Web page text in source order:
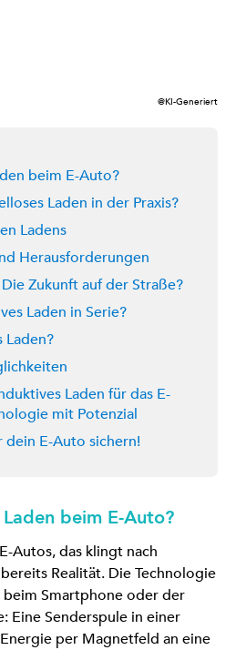
@KI-Generiert
beim E-Auto?
Laden in der Praxis?
Ladens
Herausforderungen
Zukunft auf der Straße?
Laden in Serie?
Laden?
Laden für das E-
mit Potenzial
dein E-Auto sichern!
beim E-Auto?
Autos, das klingt nach
Realität. Die Technologie
Smartphone oder der
Eine Senderspule in einer
per Magnetfeld an eine